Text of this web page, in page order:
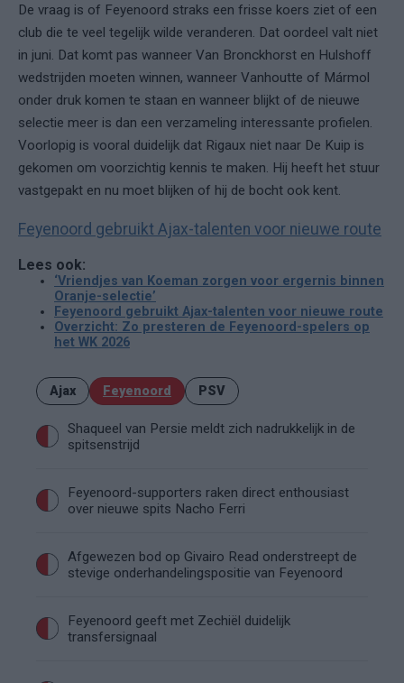
De vraag is of Feyenoord straks een frisse koers ziet of een
club die te veel tegelijk wilde veranderen. Dat oordeel valt niet
in juni. Dat komt pas wanneer Van Bronckhorst en Hulshoff
wedstrijden moeten winnen, wanneer Vanhoutte of Mármol
onder druk komen te staan en wanneer blijkt of de nieuwe
selectie meer is dan een verzameling interessante profielen.
Voorlopig is vooral duidelijk dat Rigaux niet naar De Kuip is
gekomen om voorzichtig kennis te maken. Hij heeft het stuur
vastgepakt en nu moet blijken of hij de bocht ook kent.
Feyenoord gebruikt Ajax-talenten voor nieuwe route
Lees ook:
‘Vriendjes van Koeman zorgen voor ergernis binnen
Oranje-selectie’
Feyenoord gebruikt Ajax-talenten voor nieuwe route
Overzicht: Zo presteren de Feyenoord-spelers op
het WK 2026
Ajax Feyenoord PSV
Shaqueel van Persie meldt zich nadrukkelijk in de
spitsenstrijd
Feyenoord-supporters raken direct enthousiast
over nieuwe spits Nacho Ferri
Afgewezen bod op Givairo Read onderstreept de
stevige onderhandelingspositie van Feyenoord
Feyenoord geeft met Zechiël duidelijk
transfersignaal